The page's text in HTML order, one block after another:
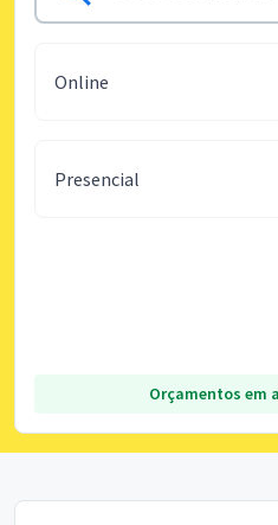
Online
Presencial
Orçamentos em